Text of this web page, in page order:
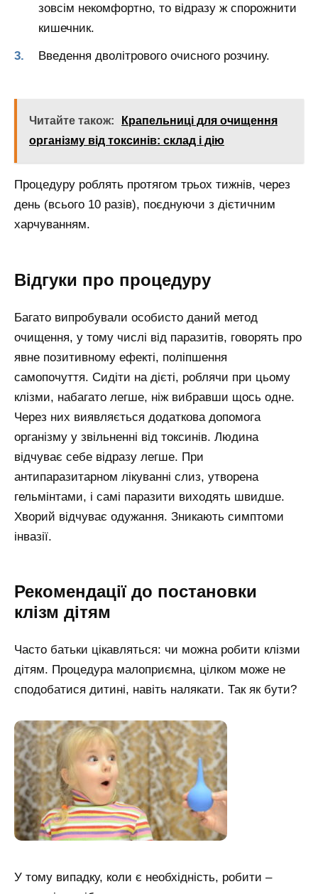
зовсім некомфортно, то відразу ж спорожнити
кишечник.
Введення дволітрового очисного розчину.
Читайте також:
Крапельниці для очищення
організму від токсинів: склад і дію
Процедуру роблять протягом трьох тижнів, через
день (всього 10 разів), поєднуючи з дієтичним
харчуванням.
Відгуки про процедуру
Багато випробували особисто даний метод
очищення, у тому числі від паразитів, говорять про
явне позитивному ефекті, поліпшення
самопочуття. Сидіти на дієті, роблячи при цьому
клізми, набагато легше, ніж вибравши щось одне.
Через них виявляється додаткова допомога
організму у звільненні від токсинів. Людина
відчуває себе відразу легше. При
антипаразитарном лікуванні слиз, утворена
гельмінтами, і самі паразити виходять швидше.
Хворий відчуває одужання. Зникають симптоми
інвазії.
Рекомендації до постановки
клізм дітям
Часто батьки цікавляться: чи можна робити клізми
дітям. Процедура малоприємна, цілком може не
сподобатися дитині, навіть налякати. Так як бути?
У тому випадку, коли є необхідність, робити –